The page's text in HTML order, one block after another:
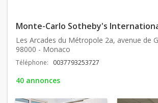
Monte-Carlo Sotheby's
Les Arcades du Métropole 2a, avenue de
98000 - Monaco
Téléphone: 0037793253727
40 annonces